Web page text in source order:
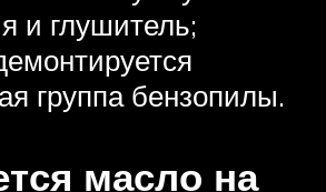
и глушитель;
группа бензопилы.
масло на